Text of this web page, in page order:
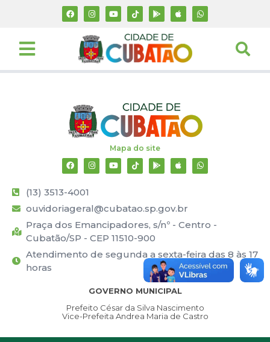
Mapa do site
(13) 3513-4001
ouvidoriageral@cubatao.sp.gov.br
Praça dos Emancipadores, s/nº - Centro -
Cubatão/SP - CEP 11510-900
Atendimento de segunda a sexta-feira das 8 às 17
horas
GOVERNO MUNICIPAL
Prefeito César da Silva Nascimento
Vice-Prefeita Andrea Maria de Castro